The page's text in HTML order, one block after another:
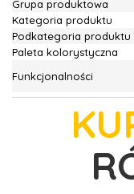
Grupa produktowa
Kategoria produktu
Podkategoria produktu
Paleta kolorystyczna
Funkcjonalności